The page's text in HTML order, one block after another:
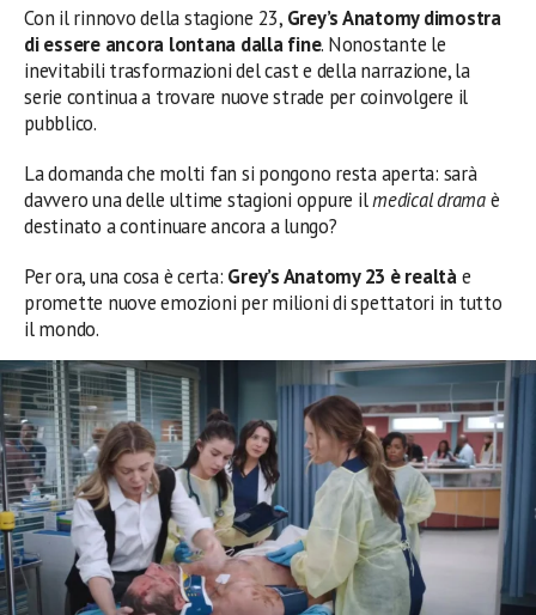
Con il rinnovo della stagione 23, Grey’s Anatomy dimostra
di essere ancora lontana dalla fine. Nonostante le
inevitabili trasformazioni del cast e della narrazione, la
serie continua a trovare nuove strade per coinvolgere il
pubblico.
La domanda che molti fan si pongono resta aperta: sarà
davvero una delle ultime stagioni oppure ilmedical dramaè
destinato a continuare ancora a lungo?
Per ora, una cosa è certa: Grey’s Anatomy 23 è realtàe
promette nuove emozioni per milioni di spettatori in tutto
il mondo.